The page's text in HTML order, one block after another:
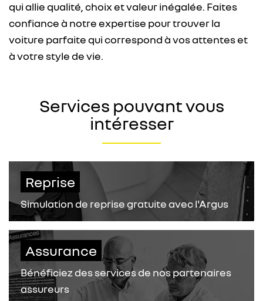
qui allie qualité, choix et valeur inégalée. Faites
confiance à notre expertise pour trouver la
voiture parfaite qui correspond à vos attentes et
à votre style de vie.
Services pouvant vous
intéresser
Reprise
Simulation de reprise gratuite avec l'Argus
Assurance
Bénéficiez des services de nos partenaires
assureurs